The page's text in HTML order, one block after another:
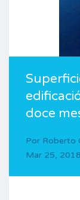
doce
Por Roberto
Mar 25, 2018